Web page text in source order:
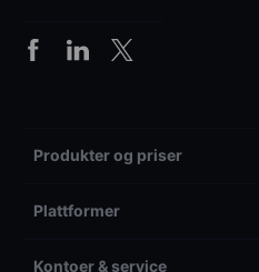
Produkter og priser
Plattformer
Kontoer & service